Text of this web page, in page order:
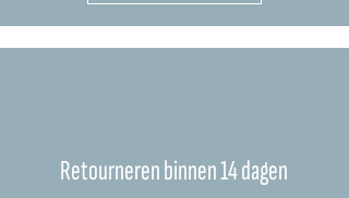
Retourneren binnen 14 dagen